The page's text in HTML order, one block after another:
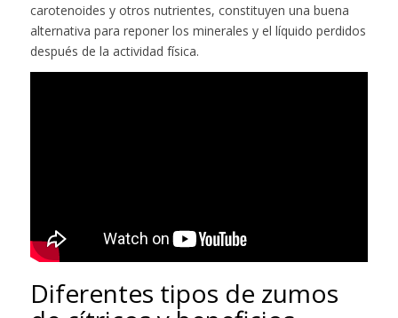
carotenoides y otros nutrientes, constituyen una buena
alternativa para reponer los minerales y el líquido perdidos
después de la actividad física.
Diferentes tipos de zumos